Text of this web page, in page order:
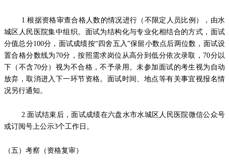
1.根据资格审查合格人数的情况进行（不限定人员比例），由水
城区人民医院集中组织。面试为结构化与专业化相结合的方式，面试
分值总分100分，面试成绩按“四舍五入”保留小数点后两位数，面试设
置合格分数线为70分，按照需求岗位从高分到低分依次录取，70分以
下（不含70分）视为不合格，不予录用。未参加面试的考生视为自动
放弃，取消进入下一环节资格。面试时间、地点等有关事宜视报名情
况另行通知。
2.面试结束后，面试成绩在六盘水市水城区人民医院微信公众号
或订阅号上公示3个工作日。
（五）考察（资格复审）